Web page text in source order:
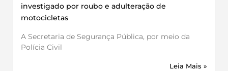
investigado por roubo e adulteração de
motocicletas
A Secretaria de Segurança Pública, por meio da
Polícia Civil
Leia Mais »